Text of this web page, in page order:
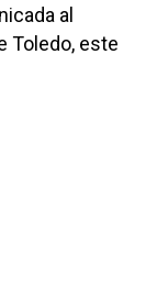
al
Toledo, este